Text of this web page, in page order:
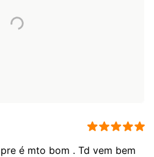
é mto bom . Td vem bem